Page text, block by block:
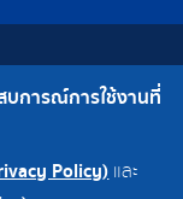
จำกัด
2487
บการณ์การใช้งานที่
Policy) และ